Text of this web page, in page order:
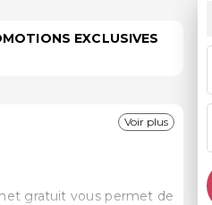
EXCLUSIVES
Voir plus
gratuit vous permet de